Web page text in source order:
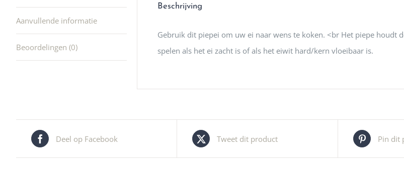
Aanvullende informatie
Beoordelingen (0)
Beschrijving
Gebruik dit piepei om uw ei naar wens te koken. <br Het piepe houdt
spelen als het ei zacht is of als het eiwit hard/kern vloeibaar is.
Deel op Facebook Tweet dit product Pin dit